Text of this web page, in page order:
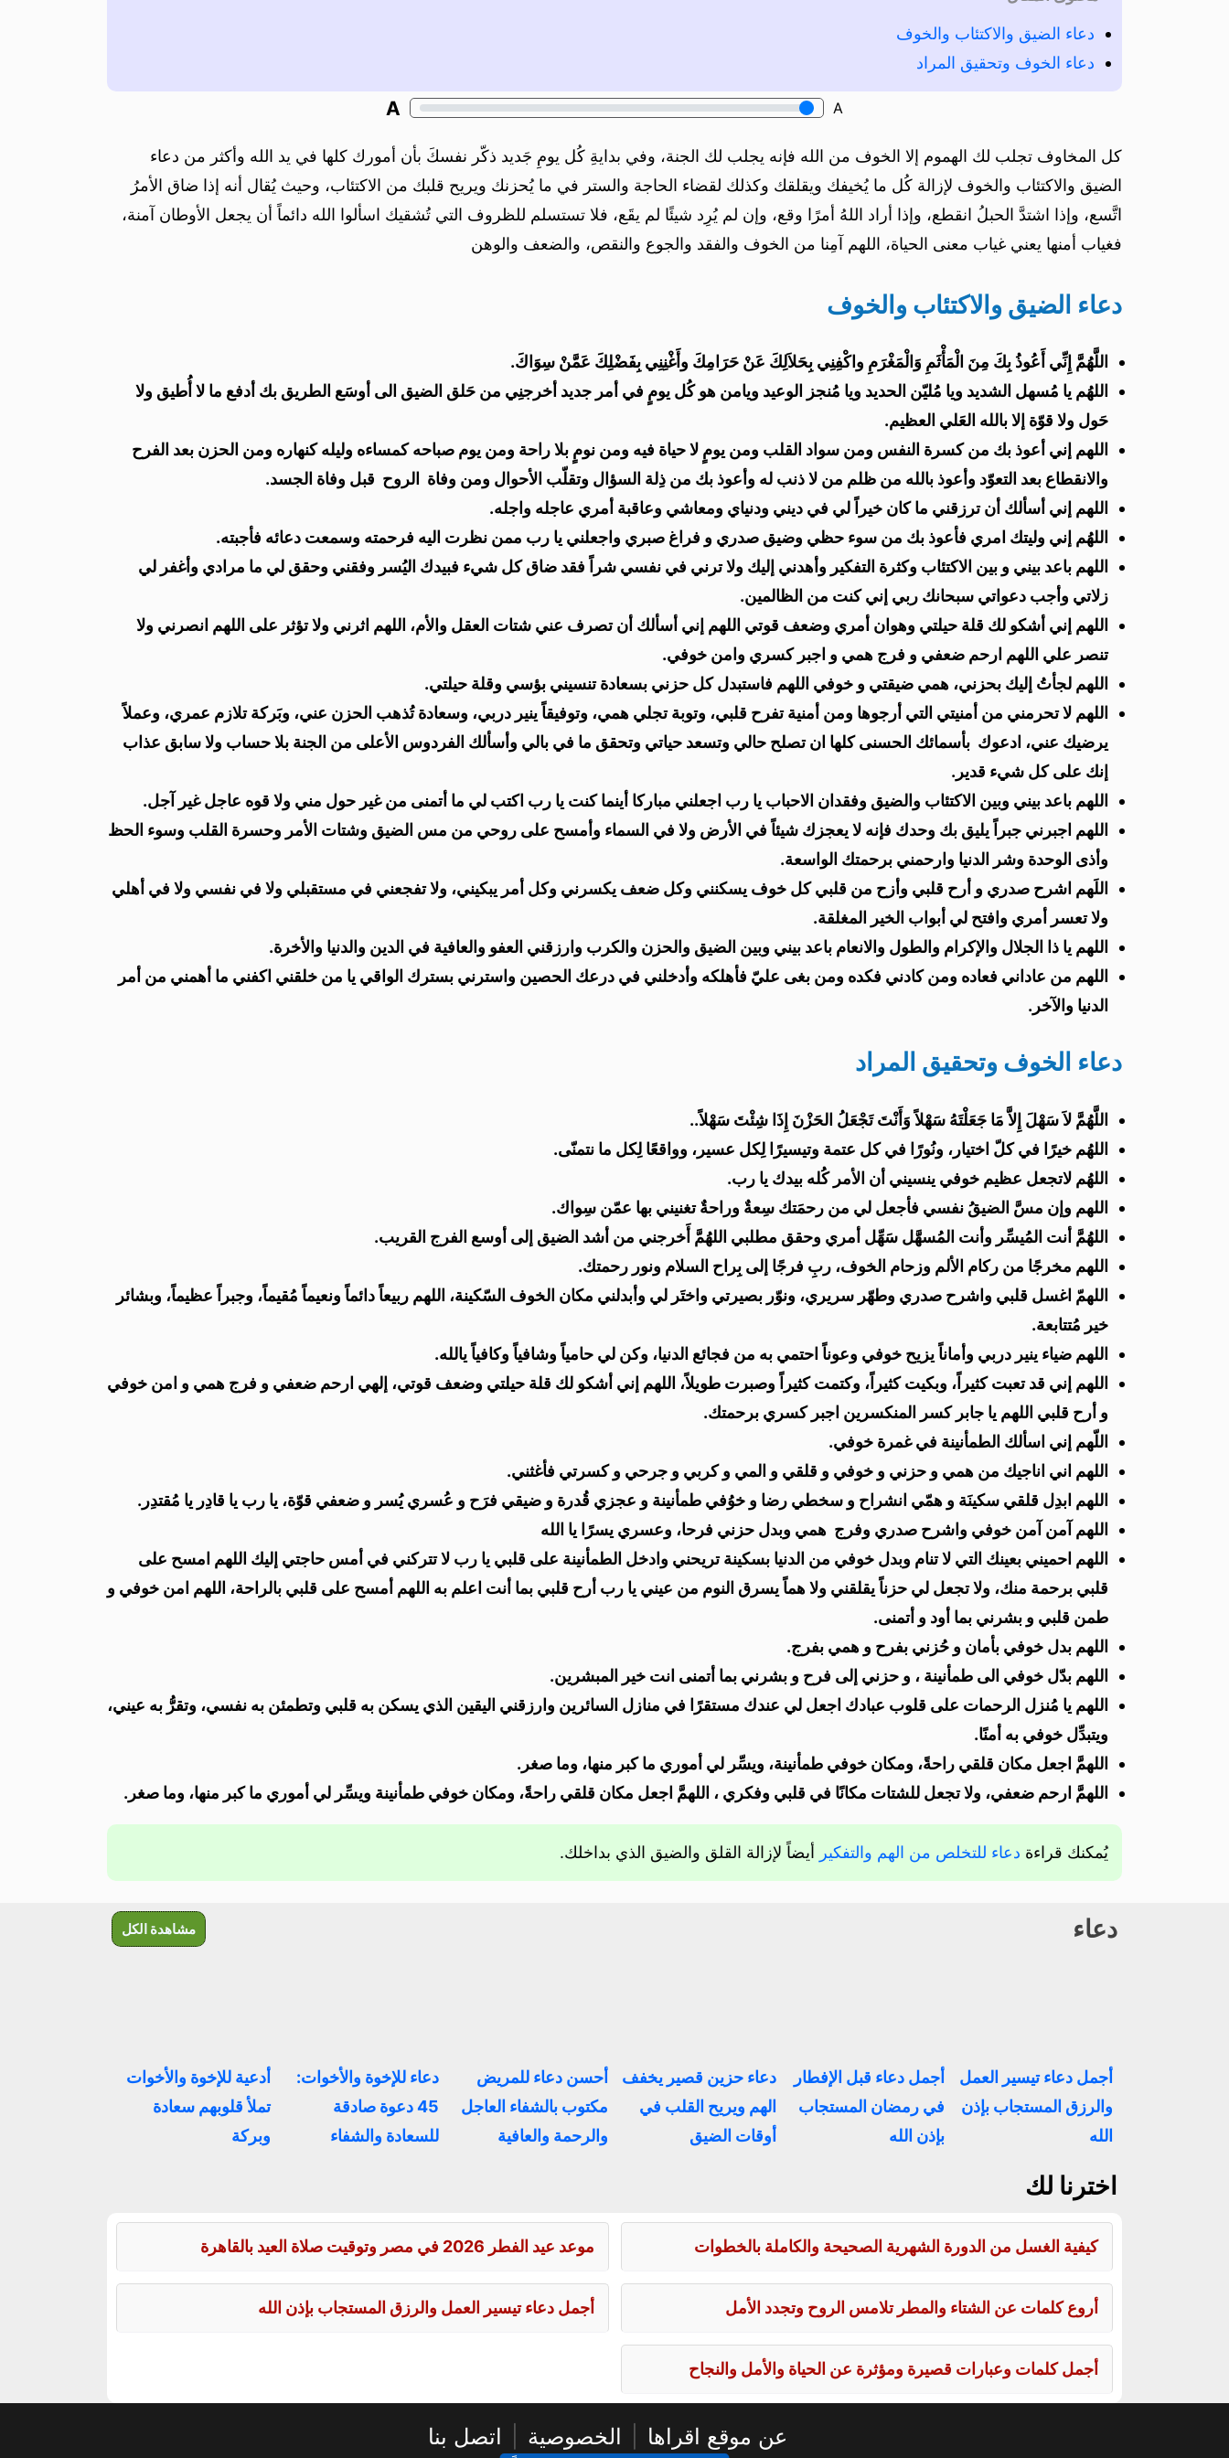
دعاء الضيق والاكتئاب والخوف
دعاء الخوف وتحقيق المراد
A
A
كل المخاوف تجلب لك الهموم إلا الخوف من الله فإنه يجلب لك الجنة، وفي بدايةِ كُل يومِ جَديد ذكّر نفسكَ بأن أمورك كلها في يد الله وأكثر من دعاء
الضيق والاكتئاب والخوف لإزالة كُل ما يُخيفك ويقلقك وكذلك لقضاء الحاجة والستر في ما يُحزنك ويريح قلبك من الاكتئاب، وحيث يُقال أنه إذا ضاق الأمرُ
اتَّسع، وإذا اشتدَّ الحبلُ انقطع، وإذا أراد اللهُ أمرًا وقع، وإن لم يُرِد شيئًا لم يقَع، فلا تستسلم للظروف التي تُشقيك اسألوا الله دائماً أن يجعل الأوطان آمنة،
فغياب أمنها يعني غياب معنى الحياة، اللهم آمِنا من الخوف والفقد والجوع والنقص، والضعف والوهن
دعاء الضيق والاكتئاب والخوف
اللَّهُمَّ إِنِّي أَعُوذُ بِكَ مِنَ الْمَأْثَمِ وَالْمَغْرَمِ واكْفِنِي بِحَلاَلِكَ عَنْ حَرَامِكَ وأَغْنِنِي بِفَضْلِكَ عَمَّنْ سِوَاكَ.
اللهُم يا مُسهل الشديد ويا مُليّن الحديد ويا مُنجز الوعيد ويامن هو كُل يومٍ في أمر جديد أخرجنِي من حَلق الضيق الى أوسَع الطريق بك أدفع ما لا أُطيق ولا
حَول ولا قوّة إلا بالله العَلي العظيم‌.
اللهم إني أعوذ بك من كسرة النفس ومن سواد القلب ومن يومٍ لا حياة فيه ومن نومٍ بلا راحة ومن يوم صباحه كمساءه وليله كنهاره ومن الحزن بعد الفرح
والانقطاع بعد التعوّد وأعوذ بالله من ظلم من لا ذنب له وأعوذ بك من ذِلة السؤال وتقلّب الأحوال ومن وفاة الروح قبل وفاة الجسد.
اللهم إني أسألك أن ترزقني ما كان خيراً لي في ديني ودنياي ومعاشي وعاقبة أمري عاجله واجله.
‌‌اللهُم إني وليتك امري فأعوذ بك من سوء حظي وضيق صدري و فراغ صبري واجعلني يا رب ممن نظرت اليه فرحمته وسمعت دعائه فأجبته.
اللهم باعد بيني و بين الاكتئاب وكثرة التفكير وأهدني إليك ولا ترني في نفسي شراً فقد ضاق كل شيء فبيدك اليُسر وفقني وحقق لي ما مرادي وأغفر لي
زلاتي وأجب دعواتي سبحانك ربي إني كنت من الظالمين.
اللهم إني أشكو لك قلة حيلتي وهوان أمري وضعف قوتي اللهم إني أسألك أن تصرف عني شتات العقل والأم، اللهم اثرني ولا تؤثر على اللهم انصرني ولا
تنصر علي اللهم ارحم ضعفي و فرج همي و اجبر كسري وامن خوفي.
اللهم لجأتُ إليك بحزني، همي ضيقتي و خوفي اللهم فاستبدل كل حزني بسعادة تنسيني بؤسي وقلة حيلتي.
اللهم لا تحرمني من أمنيتي التي أرجوها ومن أمنية تفرح قلبي، وتوبة تجلي همي، وتوفيقاً ينير دربي، وسعادة تُذهب الحزن عني، وبَركة تلازم عمري، وعملاً
يرضيك عني، ادعوك بأسمائك الحسنى كلها ان تصلح حالي وتسعد حياتي وتحقق ما في بالي وأسألك الفردوس الأعلى من الجنة بلا حساب ولا سابق عذاب
إنك على كل شيء قدير.
اللهم باعد بيني وبين الاكتئاب والضيق وفقدان الاحباب يا رب اجعلني مباركا أينما كنت يا رب اكتب لي ما أتمنى من غير حول مني ولا قوه عاجل غير آجل.
اللهم اجبرني جبراً يليق بك وحدك فإنه لا يعجزك شيئاً في الأرض ولا في السماء وأمسح على روحي من مس الضيق وشتات الأمر وحسرة القلب وسوء الحظ
وأذى الوحدة وشر الدنيا وارحمني برحمتك الواسعة.
اللَهم اشرح صدري و أرح قلبي وأزح من قلبي كل خوف يسكنني وكل ضعف يكسرني وكل أمر يبكيني، ولا تفجعني في مستقبلي ولا في نفسي ولا في أهلي
ولا تعسر أمري وافتح لي أبواب الخير المغلقة.
اللهم يا ذا الجلال والإكرام والطول والانعام باعد بيني وبين الضيق والحزن والكرب وارزقني العفو والعافية في الدين والدنيا والأخرة.
اللهم من عاداني فعاده ومن كادني فكده ومن بغى عليّ فأهلكه وأدخلني في درعك الحصين واسترني بسترك الواقي يا من خلقني اكفني ما أهمني من أمر
الدنيا والآخر.
دعاء الخوف وتحقيق المراد
اللَّهُمَّ لاَ سَهْلَ إِلاَّ مَا جَعَلْتَهُ سَهْلاً وَأَنْتَ تَجْعَلُ الحَزْنَ إِذَا شِئْتَ سَهْلاً..
اللهُم خيرًا في كلّ اختيار، ونُورًا في كل عتمة وتيسيرًا لِكل عسير، وواقعًا لِكل ما نتمنّى.
اللهُم لاتجعل عظيم خوفي ينسيني أن الأمر كُله بيدك يا رب.
اللهم وإن مسَّ الضيقُ نفسي فأجعل لي من رحمَتك سِعةٌ وراحةٌ تغنيني بها عمّن سِواك.
اللهُمَّ أنت المُيسِّر وأنت المُسهَّل سَهِّل أمري وحقق مطلبي اللهُمَّ أَخرجني من أشد الضيق إلى أوسع الفرج القريب.
اللهم مخرجًا من ركام الألم وزحام الخوف، ربِ فرجًا إلى بِراح السلام ونور رحمتك.
اللهمّ اغسل قلبي واشرح صدري وطهّر سريري، ونوّر بصيرتي واختَر لي وأبدلني مكان الخوف السّكينة، اللهم ربيعاً دائماً ونعيماً مُقيماً، وجبراً عظيماً، وبشائر
خير مُتتابعة.
اللهم ضياء ينير دربي وأماناً يزيح خوفي وعوناً احتمي به من فجائع الدنيا، وكن لي حامياً وشافياً وكافياً يالله.
اللهم إني قد تعبت كثيراً، وبكيت كثيراً، وكتمت كثيراً وصبرت طويلاً، اللهم إني أشكو لك قلة حيلتي وضعف قوتي، إلهي ارحم ضعفي و فرج همي و امن خوفي
و أرح قلبي اللهم يا جابر كسر المنكسرين اجبر كسري برحمتك.
اللّهم إني اسألك الطمأنينة في غمرة خوفي.
اللهم اني اناجيك من همي و حزني و خوفي و قلقي و المي و كربي و جرحي و كسرتي فأغثني.
اللهم ابدِل قلقي سكينَة و همّي انشراح و سخطي رضا و خوُفي طمأنينة و عجزي قُدرة و ضيقي فرَح و عُسري يُسر و ضعفي قوّة، يا رب يا قادِر يا مُقتدِر.
اللهم آمن آمن خوفي واشرح صدري وفرج همي وبدل حزني فرحا، وعسري يسرًا يا الله
اللهم احميني بعينك التي لا تنام وبدل خوفي من الدنيا بسكينة تريحني وادخل الطمأنينة على قلبي يا رب لا تتركني في أمس حاجتي إليك اللهم امسح على
قلبي برحمة منك، ولا تجعل لي حزناً يقلقني ولا هماً يسرق النوم من عيني يا رب أرح قلبي بما أنت اعلم به اللهم أمسح على قلبي بالراحة، اللهم امن خوفي و
طمن قلبي و بشرني بما أود و أتمنى.
اللهم بدل خوفي بأمان و حُزني بفرح و همي بفرج.
اللهم بدّل خوفي الى طمأنينة ، و حزني إلى فرح و بشرني بما أتمنى انت خير المبشرين.
اللهم يا مُنزل الرحمات على قلوب عبادك اجعل لي عندك مستقرًا في منازل السائرين وارزقني اليقين الذي يسكن به قلبي وتطمئن به نفسي، وتقرُّ به عيني،
ويتبدِّل خوفي به أمنًا.
اللهمَّ اجعل مكان قلقي راحةً، ومكان خوفي طمأنينة، ويسِّر لي أموري ما كبر منها، وما صغر.
اللهمَّ ارحم ضعفي، ولا تجعل للشتات مكانًا في قلبي وفكري ، اللهمَّ اجعل مكان قلقي راحةً، ومكان خوفي طمأنينة ويسِّر لي أموري ما كبر منها، وما صغر.
يُمكنك قراءة دعاء للتخلص من الهم والتفكير أيضاً لإزالة القلق والضيق الذي بداخلك.
دعاء مشاهدة الكل
أجمل دعاء تيسير العمل
والرزق المستجاب بإذن
الله
أجمل دعاء قبل الإفطار
في رمضان المستجاب
بإذن الله
دعاء حزين قصير يخفف
الهم ويريح القلب في
أوقات الضيق
أحسن دعاء للمريض
مكتوب بالشفاء العاجل
والرحمة والعافية
دعاء للإخوة والأخوات:
45 دعوة صادقة
للسعادة والشفاء
أدعية للإخوة والأخوات
تملأ قلوبهم سعادة
وبركة
اخترنا لك
كيفية الغسل من الدورة الشهرية الصحيحة والكاملة بالخطوات موعد عيد الفطر 2026 في مصر وتوقيت صلاة العيد بالقاهرة
أروع كلمات عن الشتاء والمطر تلامس الروح وتجدد الأمل أجمل دعاء تيسير العمل والرزق المستجاب بإذن الله
أجمل كلمات وعبارات قصيرة ومؤثرة عن الحياة والأمل والنجاح
عن موقع اقراها الخصوصية اتصل بنا